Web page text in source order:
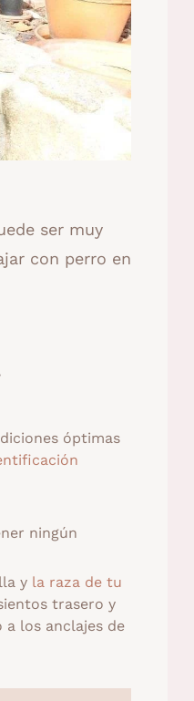
ser muy
con perro en
óptimas
ningún
y la raza de tu
trasero y
a los anclajes de